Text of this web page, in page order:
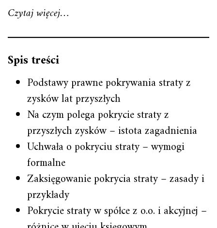
Czytaj więcej…
Spis treści
Podstawy prawne pokrywania straty z
zysków lat przyszłych
Na czym polega pokrycie straty z
przyszłych zysków – istota zagadnienia
Uchwała o pokryciu straty – wymogi
formalne
Zaksięgowanie pokrycia straty – zasady i
przykłady
Pokrycie straty w spółce z o.o. i akcyjnej –